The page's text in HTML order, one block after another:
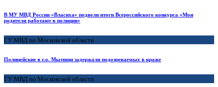
В МУ МВД России «Власиха» подвели итоги Всероссийского конкурса «Мои
родители работают в полиции»
ГУ МВД по Московской области
Полицейские в г.о. Мытищи задержали подозреваемых в краже
ГУ МВД по Московской области